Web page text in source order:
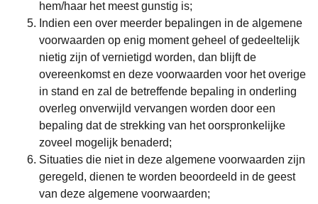
hem/haar het meest gunstig is;
Indien een over meerder bepalingen in de algemene
voorwaarden op enig moment geheel of gedeeltelijk
nietig zijn of vernietigd worden, dan blijft de
overeenkomst en deze voorwaarden voor het overige
in stand en zal de betreffende bepaling in onderling
overleg onverwijld vervangen worden door een
bepaling dat de strekking van het oorspronkelijke
zoveel mogelijk benaderd;
Situaties die niet in deze algemene voorwaarden zijn
geregeld, dienen te worden beoordeeld in de geest
van deze algemene voorwaarden;